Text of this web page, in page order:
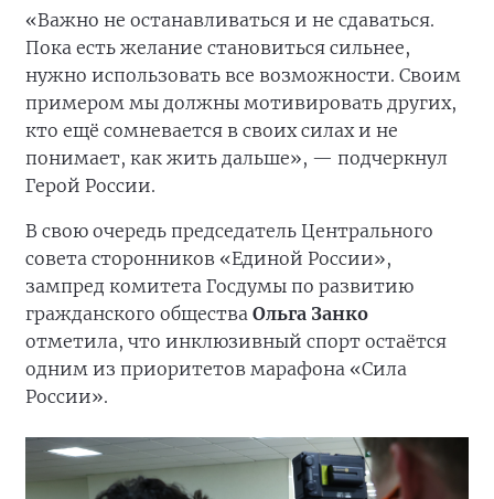
«Важно не останавливаться и не сдаваться.
Пока есть желание становиться сильнее,
нужно использовать все возможности. Своим
примером мы должны мотивировать других,
кто ещё сомневается в своих силах и не
понимает, как жить дальше», — подчеркнул
Герой России.
В свою очередь председатель Центрального
совета сторонников «Единой России»,
зампред комитета Госдумы по развитию
гражданского общества Ольга Занко
отметила, что инклюзивный спорт остаётся
одним из приоритетов марафона «Сила
России».